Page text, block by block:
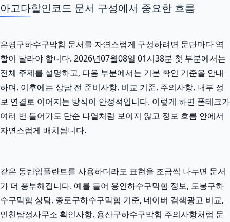
아고다할인코드 문서 구성에서 중요한 흐름
은평구하수구막힘 문서를 자연스럽게 구성하려면 문단마다 역
할이 달라야 합니다. 2026년07월08일 01시38분 첫 부분에서는
전체 주제를 설명하고, 다음 부분에서는 기본 확인 기준을 안내
하며, 이후에는 상담 전 준비사항, 비교 기준, 주의사항, 내부 정
보 연결로 이어지는 방식이 안정적입니다. 이렇게 하면 폰테크가
여러 번 들어가도 단순 나열처럼 보이지 않고 정보 흐름 안에서
자연스럽게 배치됩니다.
같은 동탄임플란트를 사용하더라도 표현을 조금씩 나누면 문서
가 더 풍부해집니다. 예를 들어 용인하수구막힘 정보, 도봉구하
수구막힘 상담, 종로구하수구막힘 기준, 네이버 검색광고 비교,
인천탐정사무소 확인사항, 용산구하수구막힘 주의사항처럼 문